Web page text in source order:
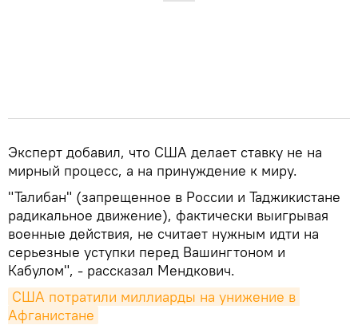
Эксперт добавил, что США делает ставку не на
мирный процесс, а на принуждение к миру.
"Талибан" (запрещенное в России и Таджикистане
радикальное движение), фактически выигрывая
военные действия, не считает нужным идти на
серьезные уступки перед Вашингтоном и
Кабулом", - рассказал Мендкович.
США потратили миллиарды на унижение в
Афганистане